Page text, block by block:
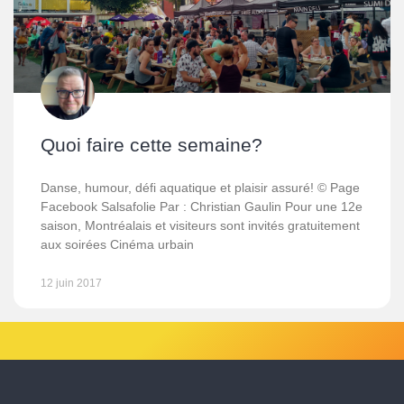
Quoi faire cette semaine?
Danse, humour, défi aquatique et plaisir assuré! © Page
Facebook Salsafolie Par : Christian Gaulin Pour une 12e
saison, Montréalais et visiteurs sont invités gratuitement
aux soirées Cinéma urbain
12 juin 2017